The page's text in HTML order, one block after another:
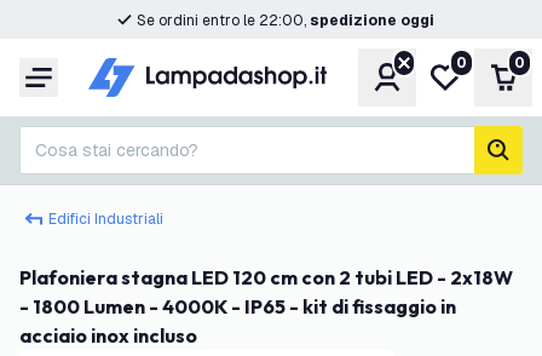
Se ordini entro le 22:00, spedizione oggi
Menu Account
Lista
0 0
Cosa stai cercando?
Edifici Industriali
Plafoniera stagna LED 120 cm con 2 tubi LED - 2x18W
- 1800 Lumen - 4000K - IP65 - kit di fissaggio in
acciaio inox incluso